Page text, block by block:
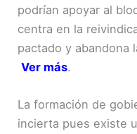
podrían apoyar al
centra en la
pactado y abandona
Ver más.
La formación de
incierta pues existe